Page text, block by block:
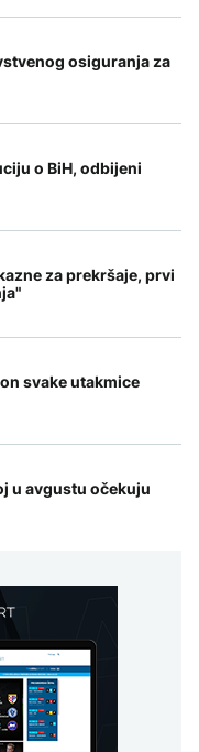
osiguranja za
o BiH, odbijeni
za prekršaje, prvi
svake utakmice
u avgustu očekuju